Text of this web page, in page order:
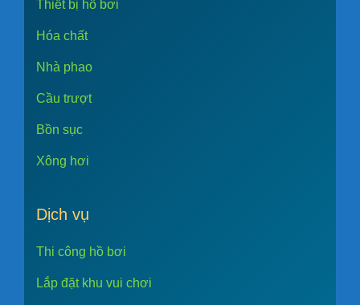
Thiết bị hồ bơi
Hóa chất
Nhà phao
Cầu trượt
Bồn sục
Xông hơi
Dịch vụ
Thi công hồ bơi
Lắp đặt khu vui chơi